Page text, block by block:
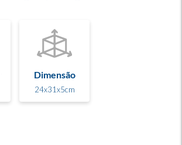
Dimensão
24x31x5cm